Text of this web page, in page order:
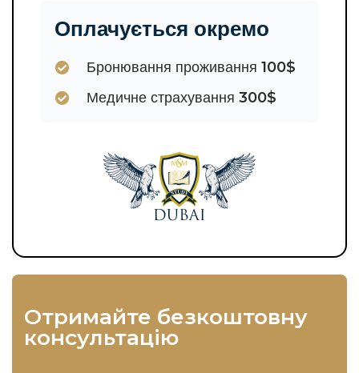
Оплачується окремо
Бронювання проживання 100$
Медичне страхування 300$
отримайте безкоштовну
консультацію